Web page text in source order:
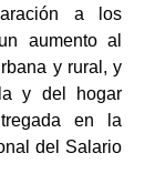
a los
aumento al
y rural, y
y del hogar
en la
del Salario